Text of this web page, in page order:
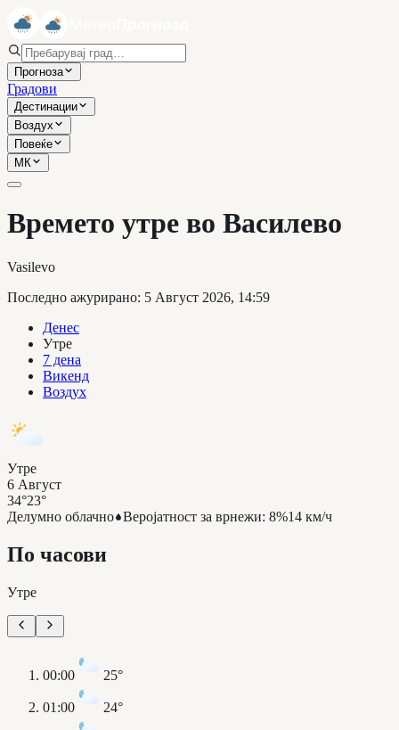
Прогноза
Градови
Дестинации
Воздух
Повеќе
МК
Времето утре во Василево
Vasilevo
Последно ажурирано: 5 Август 2026, 14:59
Денес
Утре
7 дена
Викенд
Воздух
Утре
6 Август
34°23°
Делумно облачно Веројатност за врнежи: 8%14 км/ч
По часови
Утре
00:00 25°
01:00 24°